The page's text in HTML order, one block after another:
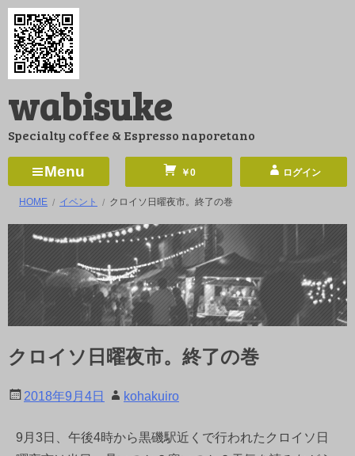
コ
ン
ツ
ス
ッ
wabisuke
Specialty coffee & Espresso naporetano
Menu ￥0 ログイン
HOME イベント クロイソ日曜夜市。終了の巻
クロイソ日曜夜市。終了の巻
2018年9月4日 kohakuiro
9月3日、午後4時から黒磯駅近くで行われたクロイソ日